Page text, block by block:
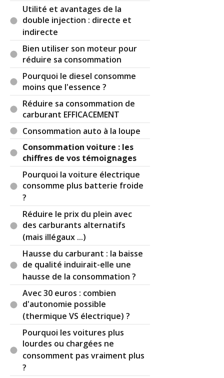
Utilité et avantages de la
double injection : directe et
indirecte
Bien utiliser son moteur pour
réduire sa consommation
Pourquoi le diesel consomme
moins que l'essence ?
Réduire sa consommation de
carburant EFFICACEMENT
Consommation auto à la loupe
Consommation voiture : les
chiffres de vos témoignages
Pourquoi la voiture électrique
consomme plus batterie froide
?
Réduire le prix du plein avec
des carburants alternatifs
(mais illégaux ...)
Hausse du carburant : la baisse
de qualité induirait-elle une
hausse de la consommation ?
Avec 30 euros : combien
d'autonomie possible
(thermique VS électrique) ?
Pourquoi les voitures plus
lourdes ou chargées ne
consomment pas vraiment plus
?